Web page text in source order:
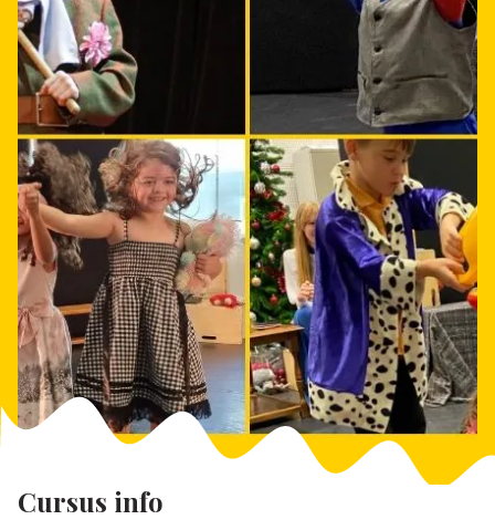
Cursus info